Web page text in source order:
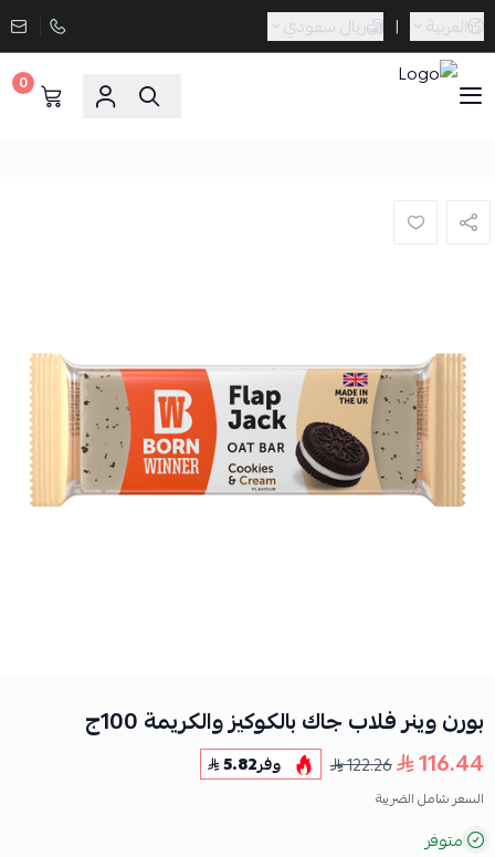
العربية | ريال سعودي
0
بورن وينر فلاب جاك بالكوكيز والكريمة 100ج
116.44
122.26 وفر5.82
السعر شامل الضريبة
متوفر